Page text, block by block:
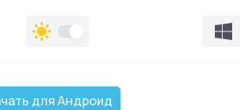
для Андроид